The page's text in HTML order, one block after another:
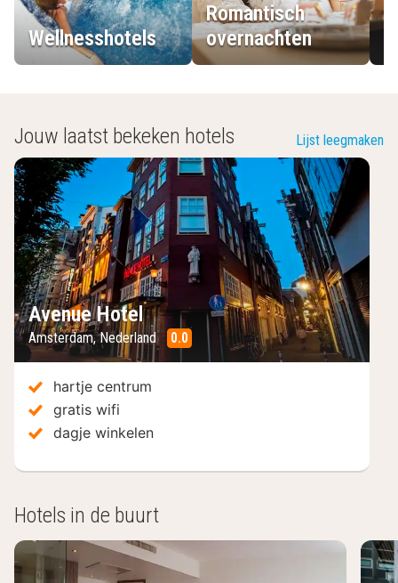
Wellnesshotels
Romantisch
overnachten
Jouw laatst bekeken hotels Lijst leegmaken
Avenue Hotel
Amsterdam,Nederland 0.0
/10
hartje centrum
gratis wifi
dagje winkelen
Hotels in de buurt